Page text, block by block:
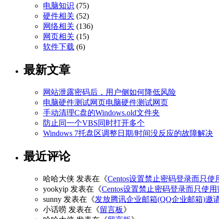
电脑知识 (75)
硬件相关 (52)
网络相关 (136)
网页相关 (15)
软件下载 (6)
最新文章
网站泄露密码后，用户侧如何降低风险
电脑硬件测试网页电脑硬件测试网页
手动清理C盘的Windows.old文件夹
防止同一个VBS同时打开多个
Windows 7托盘区调整日期/时间没反应的故障解决
最近评论
哈哈大侠 发表在《Centos设置禁止密码登录而只使
yookyip 发表在《Centos设置禁止密码登录而只使
sunny 发表在《发放腾讯企业邮箱(QQ企业邮箱)邀
小话唠 发表在《留言板》